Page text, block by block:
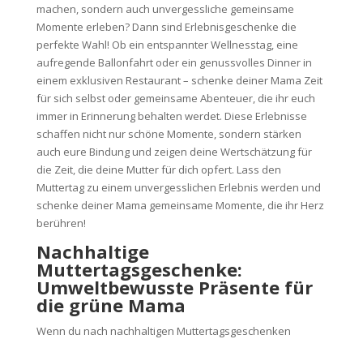
machen, sondern auch unvergessliche gemeinsame
Momente erleben? Dann sind Erlebnisgeschenke die
perfekte Wahl! Ob ein entspannter Wellnesstag, eine
aufregende Ballonfahrt oder ein genussvolles Dinner in
einem exklusiven Restaurant – schenke deiner Mama Zeit
für sich selbst oder gemeinsame Abenteuer, die ihr euch
immer in Erinnerung behalten werdet. Diese Erlebnisse
schaffen nicht nur schöne Momente, sondern stärken
auch eure Bindung und zeigen deine Wertschätzung für
die Zeit, die deine Mutter für dich opfert. Lass den
Muttertag zu einem unvergesslichen Erlebnis werden und
schenke deiner Mama gemeinsame Momente, die ihr Herz
berühren!
Nachhaltige
Muttertagsgeschenke:
Umweltbewusste Präsente für
die grüne Mama
Wenn du nach nachhaltigen Muttertagsgeschenken